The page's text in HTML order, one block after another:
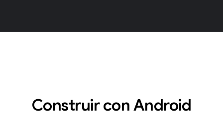
Construir con Android